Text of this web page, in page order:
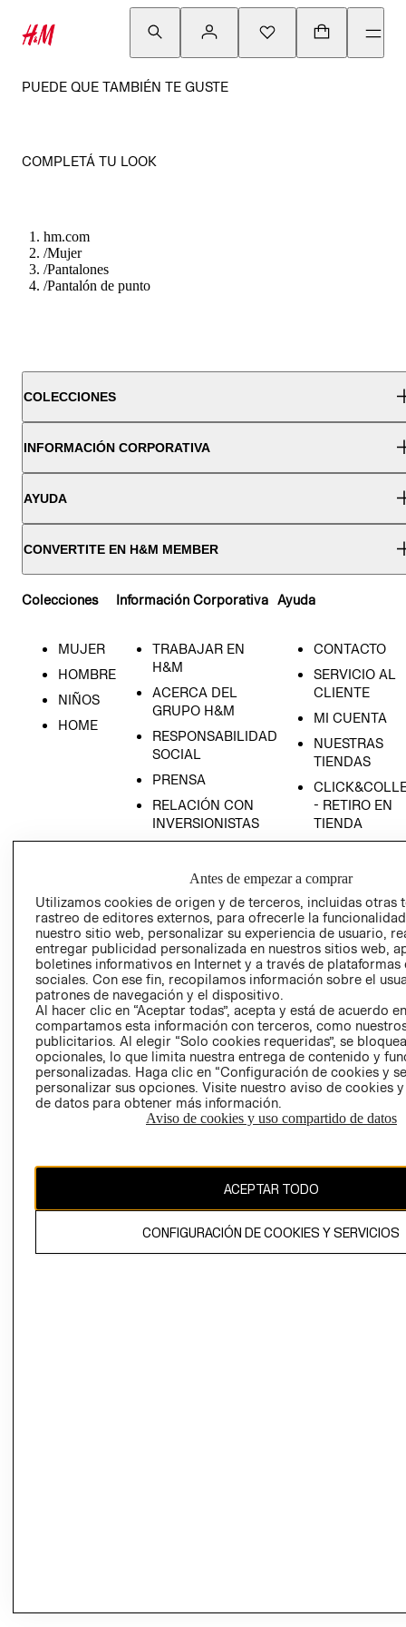
PUEDE QUE TAMBIÉN TE GUSTE
COMPLETÁ TU LOOK
hm.com
/Mujer
/Pantalones
/Pantalón de punto
COLECCIONES
INFORMACIÓN CORPORATIVA
AYUDA
CONVERTITE EN H&M MEMBER
Colecciones
MUJER
HOMBRE
NIÑOS
HOME
Información Corporativa
TRABAJAR EN
H&M
ACERCA DEL
GRUPO H&M
RESPONSABILIDAD
SOCIAL
PRENSA
RELACIÓN CON
INVERSIONISTAS
Ayuda
CONTACTO
SERVICIO AL
CLIENTE
MI CUENTA
NUESTRAS
TIENDAS
- RETIRO EN
TIENDA
PRIVACIDAD
GIFT CARD
AVISO DE
COOKIES
Uruguay ($U)
propiedad de H&M Hennes & Mauritz AB.
Antes de empezar a comprar
Utilizamos cookies de origen y de terceros, incluidas otras
rastreo de editores externos, para ofrecerle la
nuestro sitio web, personalizar su experiencia de usuario,
entregar publicidad personalizada en nuestros sitios web,
boletines informativos en Internet y a través de plataformas
sociales. Con ese fin, recopilamos información sobre el
patrones de navegación y el dispositivo.
Al hacer clic en “Aceptar todas”, acepta y está de acuerdo
compartamos esta información con terceros, como
publicitarios. Al elegir “Solo cookies requeridas”, se
opcionales, lo que limita nuestra entrega de contenido y
personalizadas. Haga clic en “Configuración de cookies y
personalizar sus opciones. Visite nuestro aviso de cookies
de datos para obtener más información.
Aviso de cookies y uso compartido de datos
ACEPTAR TODO
CONFIGURACIÓN DE COOKIES Y SERVICIOS